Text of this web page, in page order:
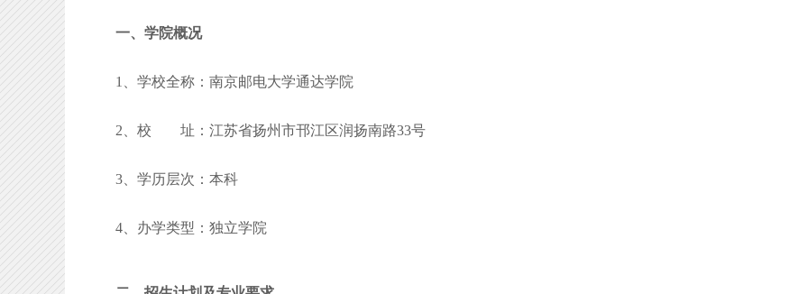
一、学院概况
1、学校全称：南京邮电大学通达学院
2、校 址：江苏省扬州市邗江区润扬南路33号
3、学历层次：本科
4、办学类型：独立学院